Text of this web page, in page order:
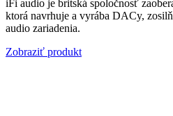
iFi audio je britská spoločnosť
ktorá navrhuje a vyrába DACy,
audio zariadenia.
Zobraziť produkt